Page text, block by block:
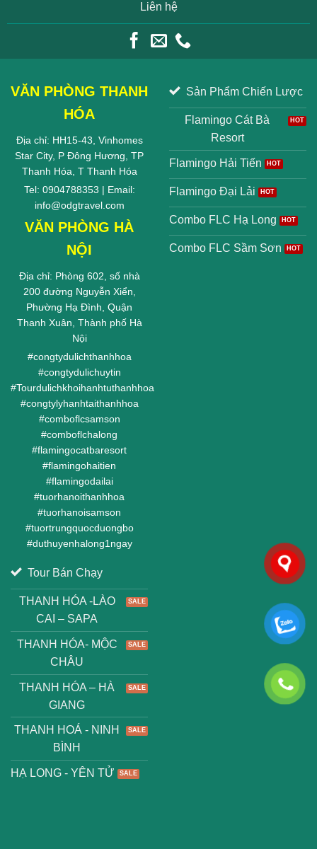
Liên hệ
VĂN PHÒNG THANH
HÓA
Địa chỉ: HH15-43, Vinhomes
Star City, P Đông Hương, TP
Thanh Hóa, T Thanh Hóa
Tel: 0904788353 | Email:
info@odgtravel.com
VĂN PHÒNG HÀ
NỘI
Địa chỉ: Phòng 602, số nhà
200 đường Nguyễn Xiển,
Phường Hạ Đình, Quận
Thanh Xuân, Thành phố Hà
Nội
#congtydulichthanhhoa
#congtydulichuytin
#Tourdulichkhoihanhtuthanhhoa
#congtylyhanhtaithanhhoa
#comboflcsamson
#comboflchalong
#flamingocatbaresort
#flamingohaitien
#flamingodailai
#tuorhanoithanhhoa
#tuorhanoisamson
#tuortrungquocduongbo
#duthuyenhalong1ngay
Sản Phẩm Chiến Lược
Flamingo Cát Bà
Resort
Flamingo Hải Tiến
Flamingo Đại Lải
Combo FLC Hạ Long
Combo FLC Sầm Sơn
Tour Bán Chạy
THANH HÓA -LÀO
CAI – SAPA
THANH HÓA- MỘC
CHÂU
THANH HÓA – HÀ
GIANG
THANH HOÁ - NINH
BÌNH
HẠ LONG - YÊN TỬ